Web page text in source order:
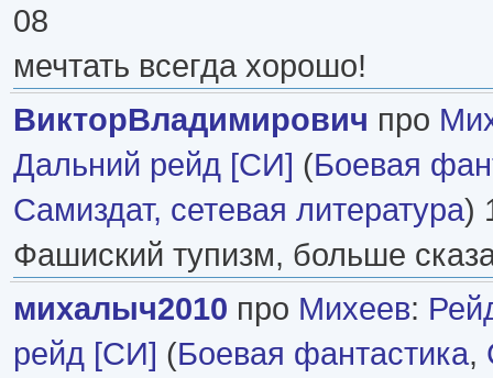
08
мечтать всегда хорошо!
ВикторВладимирович про
Дальний рейд [СИ] (Боевая
Самиздат, сетевая литература)
Фашиский тупизм, больше
михалыч2010 про Михеев:
рейд [СИ] (Боевая фантастика,